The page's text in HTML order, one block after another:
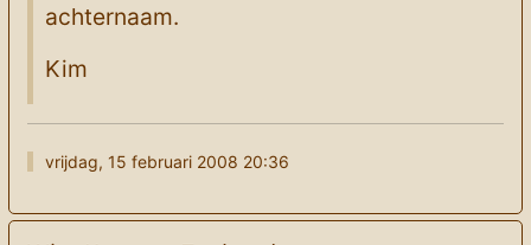
achternaam.
Kim
vrijdag, 15 februari 2008 20:36